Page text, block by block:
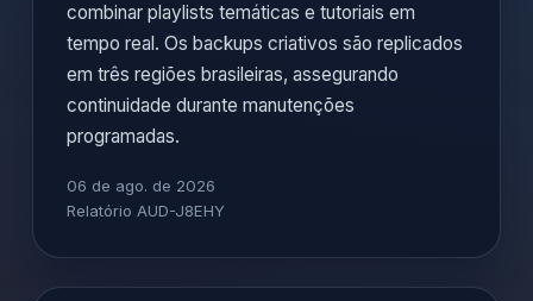
combinar playlists temáticas e tutoriais em
tempo real. Os backups criativos são replicados
em três regiões brasileiras, assegurando
continuidade durante manutenções
programadas.
06 de ago. de 2026
Relatório AUD-J8EHY